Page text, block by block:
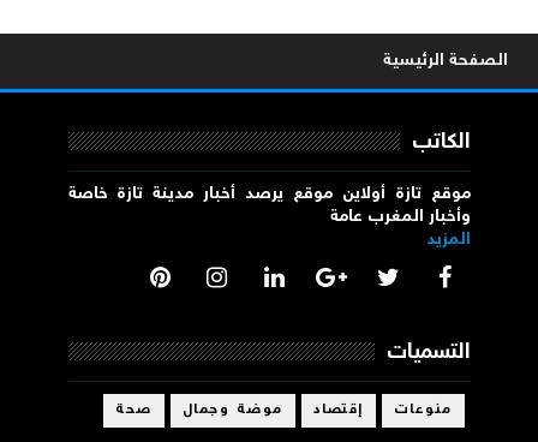
الصفحة الرئيسية
الكاتب
موقع تازة أولاين موقع يرصد أخبار مدينة تازة خاصة
وأخبار المغرب عامة
المزيد
التسميات
منوعات إقتصاد موضة وجمال صحة